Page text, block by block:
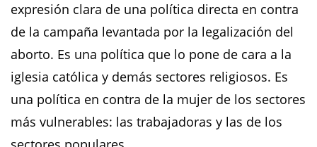
expresión clara de una política directa en contra
de la campaña levantada por la legalización del
aborto. Es una política que lo pone de cara a la
iglesia católica y demás sectores religiosos. Es
una política en contra de la mujer de los sectores
más vulnerables: las trabajadoras y las de los